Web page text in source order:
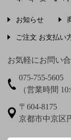
梅渓通治
圓珠庵羅城
お知らせ
ご注文 お支払い
お気軽にお問い
075-755-5605
（営業時間
〒604-8175
京都市中京区